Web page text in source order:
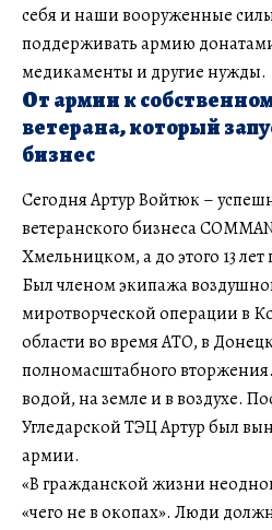
себя и наши вооруженные
поддерживать армию
медикаменты и другие нужды.
От армии к
ветерана, который
бизнес
Сегодня Артур Войтюк –
ветеранского бизнеса
Хмельницком, а до этого 13
Был членом экипажа
миротворческой операции в
области во время АТО, в
полномасштабного
водой, на земле и в воздухе.
Угледарской ТЭЦ Артур был
армии.
«В гражданской жизни
«чего не в окопах». Люди